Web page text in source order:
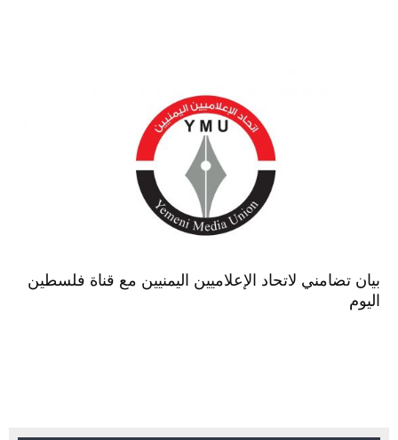
بيان تضامني لاتحاد الإعلاميين اليمنيين مع قناة فلسطين
اليوم